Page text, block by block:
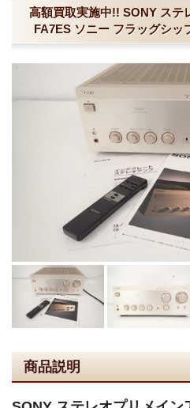
高額買取実施中!! SONY ステ
FA7ES ソニー フラッグシ
商品説明